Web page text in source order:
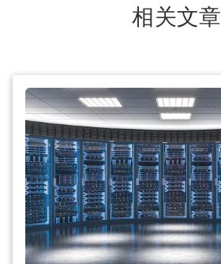
相关文章